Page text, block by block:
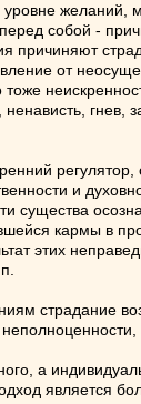
желаний,
собой -
причиняют
от
ненависть,
и
существа
кармы в
этих
страдание
а
является